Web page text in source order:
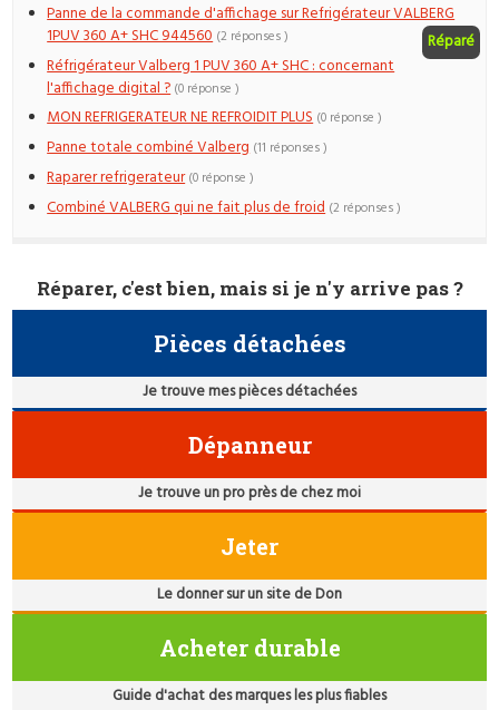
Panne de la commande d'affichage sur Refrigérateur VALBERG
1PUV 360 A+ SHC 944560
Réparé
(2 réponses )
Réfrigérateur Valberg 1 PUV 360 A+ SHC : concernant
l'affichage digital ? (0 réponse )
MON REFRIGERATEUR NE REFROIDIT PLUS (0 réponse )
Panne totale combiné Valberg (11 réponses )
Raparer refrigerateur (0 réponse )
Combiné VALBERG qui ne fait plus de froid (2 réponses )
Réparer, c'est bien, mais si je n'y arrive pas ?
Pièces détachées
Je trouve mes pièces détachées
Dépanneur
Je trouve un pro près de chez moi
Jeter
Le donner sur un site de Don
Acheter durable
Guide d'achat des marques les plus fiables